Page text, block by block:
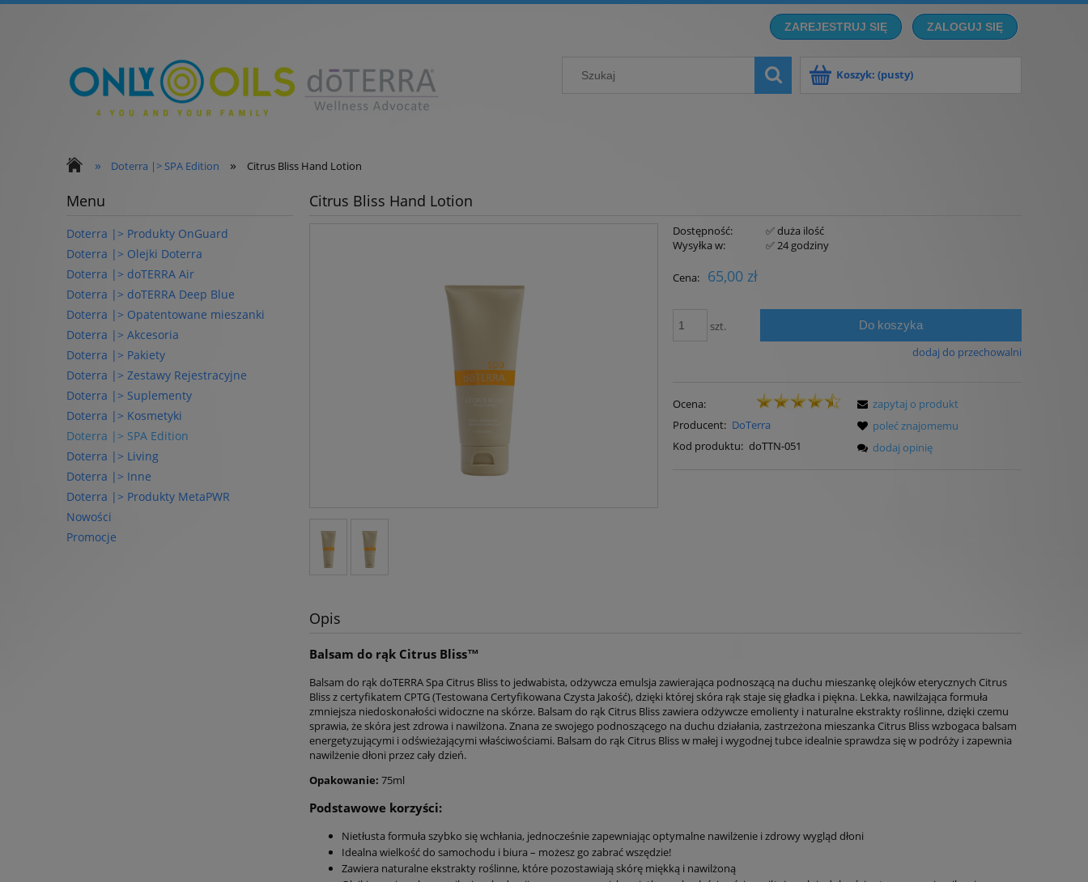
ZAREJESTRUJ SIĘ ZALOGUJ SIĘ
Koszyk: (pusty)
» Doterra |> SPA Edition » Citrus Bliss Hand Lotion
Menu
Doterra |> Produkty OnGuard
Doterra |> Olejki Doterra
Doterra |> doTERRA Air
Doterra |> doTERRA Deep Blue
Doterra |> Opatentowane mieszanki
Doterra |> Akcesoria
Doterra |> Pakiety
Doterra |> Zestawy Rejestracyjne
Doterra |> Suplementy
Doterra |> Kosmetyki
Doterra |> SPA Edition
Doterra |> Living
Doterra |> Inne
Doterra |> Produkty MetaPWR
Nowości
Promocje
Citrus Bliss Hand Lotion
Dostępność:
✅ duża ilość
Wysyłka w:
✅ 24 godziny
Cena: 65,00 zł
szt. Do koszyka
dodaj do przechowalni
Ocena:
Producent: DoTerra
Kod produktu: doTTN-051
zapytaj o produkt
poleć znajomemu
dodaj opinię
Opis
Balsam do rąk Citrus Bliss™
Balsam do rąk doTERRA Spa Citrus Bliss to jedwabista, odżywcza emulsja zawierająca podnoszącą na duchu mieszankę olejków eterycznych Citrus
Bliss z certyfikatem CPTG (Testowana Certyfikowana Czysta Jakość), dzięki której skóra rąk staje się gładka i piękna. Lekka, nawilżająca formuła
zmniejsza niedoskonałości widoczne na skórze. Balsam do rąk Citrus Bliss zawiera odżywcze emolienty i naturalne ekstrakty roślinne, dzięki czemu
sprawia, że skóra jest zdrowa i nawilżona. Znana ze swojego podnoszącego na duchu działania, zastrzeżona mieszanka Citrus Bliss wzbogaca balsam
energetyzującymi i odświeżającymi właściwościami. Balsam do rąk Citrus Bliss w małej i wygodnej tubce idealnie sprawdza się w podróży i zapewnia
nawilżenie dłoni przez cały dzień.
Opakowanie: 75ml
Podstawowe korzyści:
Nietłusta formuła szybko się wchłania, jednocześnie zapewniając optymalne nawilżenie i zdrowy wygląd dłoni
Idealna wielkość do samochodu i biura – możesz go zabrać wszędzie!
Zawiera naturalne ekstrakty roślinne, które pozostawiają skórę miękką i nawilżoną